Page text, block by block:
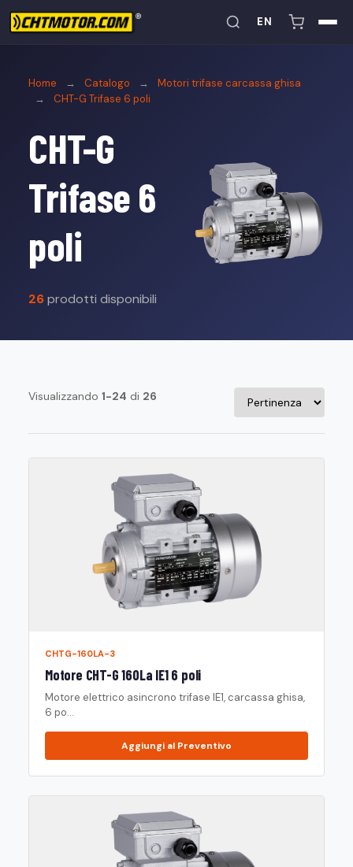
EN
Home → Catalogo →
Motori trifase carcassa ghisa
→
CHT-G Trifase 6 poli
CHT-G
Trifase 6
poli
26prodotti disponibili
Visualizzando 1-24 di 26
CHTG-160LA-3
Motore CHT-G 160La IE1 6 poli
Motore elettrico asincrono trifase IE1, carcassa ghisa,
6 po...
Aggiungi al Preventivo